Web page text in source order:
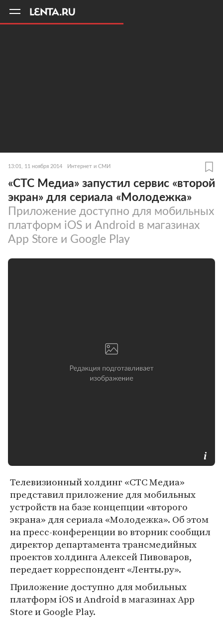
13:01, 11 ноября 2014 Интернет и СМИ
«СТС Медиа» запустил сервис «второй
экран» для сериала «Молодежка»
Приложение доступно для мобильных
платформ iOS и Android в магазинах
App Store и Google Play
Телевизионный холдинг «СТС Медиа»
представил приложение для мобильных
устройств на базе концепции «второго
экрана» для сериала «Молодежка». Об этом
на пресс-конференции во вторник сообщил
директор департамента трансмедийных
проектов холдинга Алексей Пивоваров,
передает корреспондент «Ленты.ру».
Приложение доступно для мобильных
платформ iOS и Android в магазинах App
Store и Google Play.